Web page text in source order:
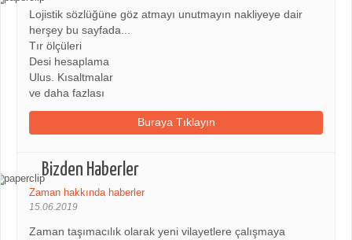
Lojistik sözlüğüne göz atmayı unutmayın nakliyeye dair
herşey bu sayfada...
Tır ölçüleri
Desi hesaplama
Ulus. Kısaltmalar
ve daha fazlası
Buraya Tıklayın
Bizden Haberler
Zaman hakkında haberler
15.06.2019
Zaman taşımacılık olarak yeni vilayetlere çalışmaya